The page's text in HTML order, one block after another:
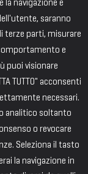
navigazione e
saranno
terze parti, misurare
e
puoi visionare
TUTTO" acconsenti
necessari.
analitico soltanto
o revocare
Seleziona il tasto
la navigazione in